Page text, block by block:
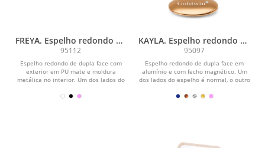
FREYA. Espelho redondo de
dupla face com exterior em
PU mate
95112
Espelho redondo de dupla face com
exterior em PU mate e moldura
metálica no interior. Um dos lados do
KAYLA. Espelho redondo de
dupla face em alumínio e
com fecho magnético
95097
Espelho redondo de dupla face em
alumínio e com fecho magnético. Um
dos lados do espelho é normal, o outro